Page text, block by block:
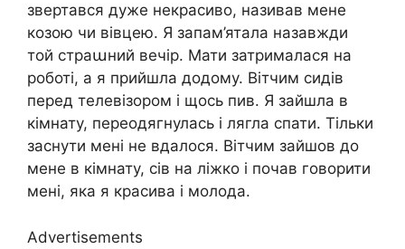
звертався дуже некрасиво, називав мене
козою чи вівцею. Я запам’ятала назавжди
той страաний вечір. Мати затрималася на
роботі, а я прийшла додому. Вітчим сидів
перед телевізором і щось пив. Я зайшла в
кімнату, переодягнулась і лягла спати. Тільки
заснути мені не вдалося. Вітчим зайшов до
мене в кімнату, сів на ліжко і почав говорити
мені, яка я красива і молода.
Advertisements